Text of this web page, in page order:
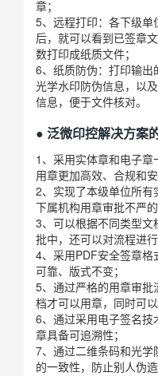
章；
5、远程打印：各下级单
后，就可以看到已签章
数打印成纸质文件；
6、纸质防伪：打印输
光学水印防伪信息，以
信息，便于文件核对。
● 泛微印控解决方案
1、采用实体章和电子
用章更加高效、合规和安
2、实现了本级单位所
下属机构用章审批不严的
3、可以根据不同类型
批中，还可以对流程进行
4、采用PDF安全签章格
可靠、版式不变；
5、通过严格的用章审
档才可以用章，同时可
6、通过采用电子签名
章具备可追溯性；
7、通过二维条码和光
的一致性，防止别人伪造